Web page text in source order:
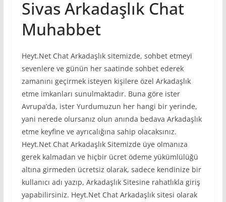
Sivas Arkadaşlık Chat
Muhabbet
Heyt.Net Chat Arkadaşlık sitemizde, sohbet etmeyi
sevenlere ve günün her saatinde sohbet ederek
zamanını geçirmek isteyen kişilere özel Arkadaşlık
etme imkanları sunulmaktadır. Buna göre ister
Avrupa’da, ister Yurdumuzun her hangi bir yerinde,
yani nerede olursanız olun anında bedava Arkadaşlık
etme keyfine ve ayrıcalığına sahip olacaksınız.
Heyt.Net Chat Arkadaşlık Sitemizde üye olmanıza
gerek kalmadan ve hiçbir ücret ödeme yükümlülüğü
altına girmeden ücretsiz olarak, sadece kendinize bir
kullanıcı adı yazıp, Arkadaşlık Sitesine rahatlıkla giriş
yapabilirsiniz. Heyt.Net Chat Arkadaşlık sitesi olarak